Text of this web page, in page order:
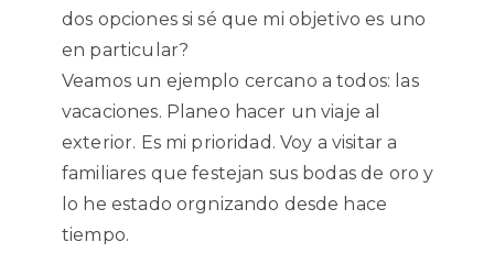
dos opciones si sé que mi objetivo es uno
en particular?
Veamos un ejemplo cercano a todos: las
vacaciones. Planeo hacer un viaje al
exterior. Es mi prioridad. Voy a visitar a
familiares que festejan sus bodas de oro y
lo he estado orgnizando desde hace
tiempo.